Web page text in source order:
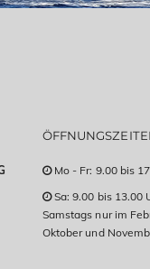
Mo - Fr: 9.00 bis
Sa: 9.00 bis 13.00
Samstags nur im
Oktober und